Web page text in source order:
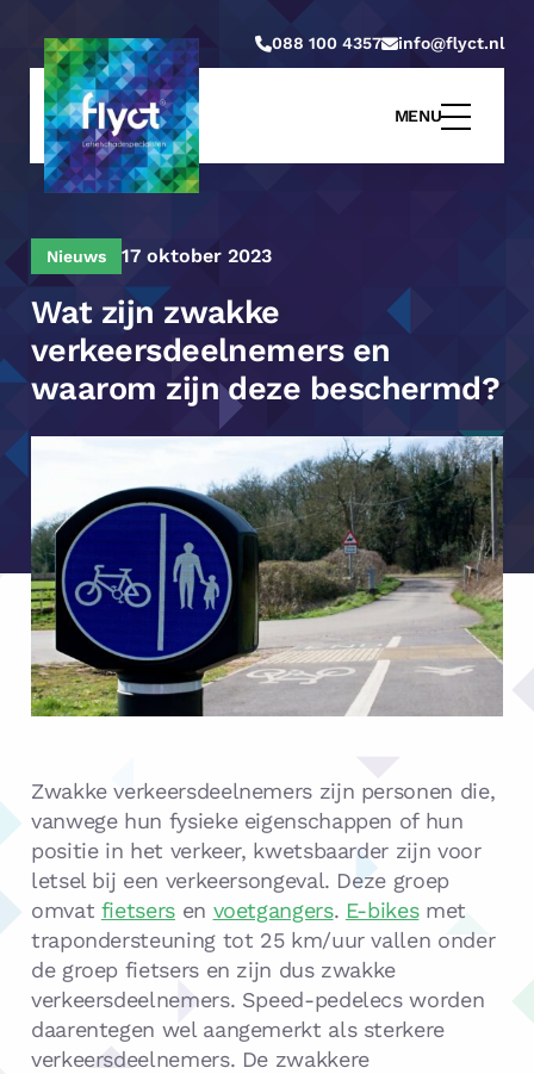
088 100 4357 info@flyct.nl
MENU
Nieuws 17 oktober 2023
Wat zijn zwakke
verkeersdeelnemers en
waarom zijn deze beschermd?
Zwakke verkeersdeelnemers zijn personen die,
vanwege hun fysieke eigenschappen of hun
positie in het verkeer, kwetsbaarder zijn voor
letsel bij een verkeersongeval. Deze groep
omvat fietsersen voetgangers. E-bikesmet
trapondersteuning tot 25 km/uur vallen onder
de groep fietsers en zijn dus zwakke
verkeersdeelnemers. Speed-pedelecs worden
daarentegen wel aangemerkt als sterkere
verkeersdeelnemers. De zwakkere